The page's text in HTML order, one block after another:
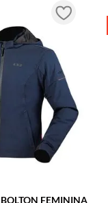
FEMININA
R$ 1.400,00